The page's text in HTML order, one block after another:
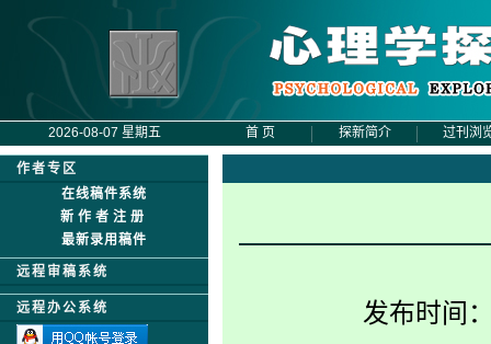
2026-08-07 星期五 首 页 探新简介 过刊浏
发布时间
作者专区
在线稿件系统
新作者注册
最新录用稿件
远程审稿系统
远程办公系统